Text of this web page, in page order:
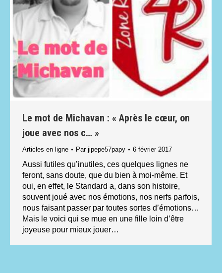
Le mot de Michavan : « Après le cœur, on
joue avec nos c… »
Articles en ligne Par jipepe57papy 6 février 2017
Aussi futiles qu’inutiles, ces quelques lignes ne
feront, sans doute, que du bien à moi-même. Et
oui, en effet, le Standard a, dans son histoire,
souvent joué avec nos émotions, nos nerfs parfois,
nous faisant passer par toutes sortes d’émotions…
Mais le voici qui se mue en une fille loin d’être
joyeuse pour mieux jouer…